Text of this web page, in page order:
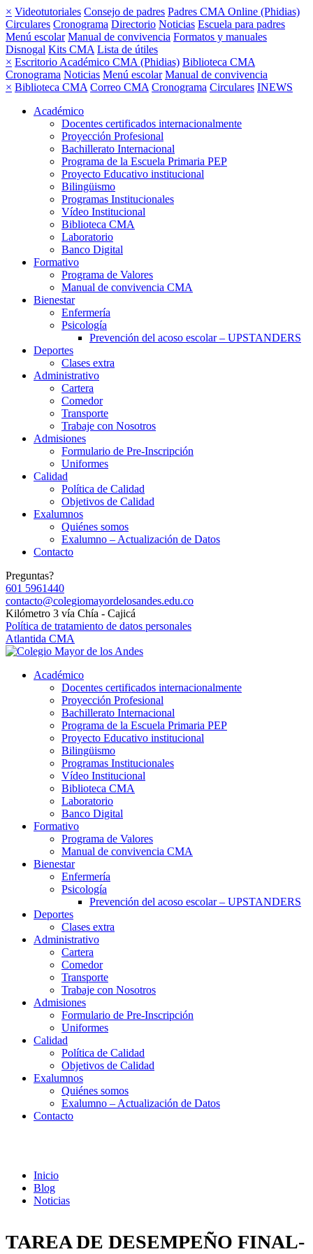
× Videotutoriales Consejo de padres Padres CMA Online (Phidias)
Circulares Cronograma Directorio Noticias Escuela para padres
Menú escolar Manual de convivencia Formatos y manuales
Disnogal Kits CMA Lista de útiles
× Escritorio Académico CMA (Phidias) Biblioteca CMA
Cronograma Noticias Menú escolar Manual de convivencia
× Biblioteca CMA Correo CMA Cronograma Circulares INEWS
Académico
Docentes certificados internacionalmente
Proyección Profesional
Bachillerato Internacional
Programa de la Escuela Primaria PEP
Proyecto Educativo institucional
Bilingüismo
Programas Institucionales
Vídeo Institucional
Biblioteca CMA
Laboratorio
Banco Digital
Formativo
Programa de Valores
Manual de convivencia CMA
Bienestar
Enfermería
Psicología
Prevención del acoso escolar – UPSTANDERS
Deportes
Clases extra
Administrativo
Cartera
Comedor
Transporte
Trabaje con Nosotros
Admisiones
Formulario de Pre-Inscripción
Uniformes
Calidad
Política de Calidad
Objetivos de Calidad
Exalumnos
Quiénes somos
Exalumno – Actualización de Datos
Contacto
Preguntas?
601 5961440
contacto@colegiomayordelosandes.edu.co
Kilómetro 3 vía Chía - Cajicá
Política de tratamiento de datos personales
Atlantida CMA
Académico
Docentes certificados internacionalmente
Proyección Profesional
Bachillerato Internacional
Programa de la Escuela Primaria PEP
Proyecto Educativo institucional
Bilingüismo
Programas Institucionales
Vídeo Institucional
Biblioteca CMA
Laboratorio
Banco Digital
Formativo
Programa de Valores
Manual de convivencia CMA
Bienestar
Enfermería
Psicología
Prevención del acoso escolar – UPSTANDERS
Deportes
Clases extra
Administrativo
Cartera
Comedor
Transporte
Trabaje con Nosotros
Admisiones
Formulario de Pre-Inscripción
Uniformes
Calidad
Política de Calidad
Objetivos de Calidad
Exalumnos
Quiénes somos
Exalumno – Actualización de Datos
Contacto
Inicio
Blog
Noticias
TAREA DE DESEMPEÑO FINAL-